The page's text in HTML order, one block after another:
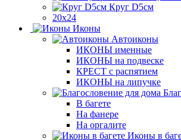
Круг D5см
20х24
Иконы
Автоиконы
ИКОНЫ именные
ИКОНЫ на подвеске
КРЕСТ с распятием
ИКОНЫ на липучке
В багете
На фанере
На оргалите
Иконы в